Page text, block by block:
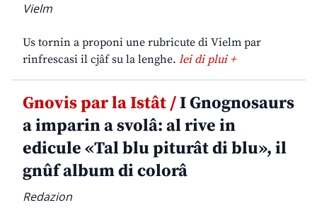
Vielm
Us tornin a proponi une rubricute di Vielm par
rinfrescasi il cjâf su la lenghe. lei di plui +
Gnovis par la Istât /I Gnognosaurs
a imparin a svolâ: al rive in
edicule «Tal blu piturât di blu», il
gnûf album di colorâ
Redazion